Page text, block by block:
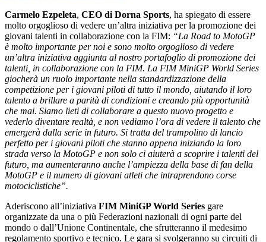
Carmelo Ezpeleta, CEO di Dorna Sports, ha spiegato di essere
molto orgoglioso di vedere un’altra iniziativa per la promozione dei
giovani talenti in collaborazione con la FIM: “La Road to MotoGP
è molto importante per noi e sono molto orgoglioso di vedere
un’altra iniziativa aggiunta al nostro portafoglio di promozione dei
talenti, in collaborazione con la FIM. La FIM MiniGP World Series
giocherà un ruolo importante nella standardizzazione della
competizione per i giovani piloti di tutto il mondo, aiutando il loro
talento a brillare a parità di condizioni e creando più opportunità
che mai. Siamo lieti di collaborare a questo nuovo progetto e
vederlo diventare realtà, e non vediamo l’ora di vedere il talento che
emergerà dalla serie in futuro. Si tratta del trampolino di lancio
perfetto per i giovani piloti che stanno appena iniziando la loro
strada verso la MotoGP e non solo ci aiuterà a scoprire i talenti del
futuro, ma aumenteranno anche l’ampiezza della base di fan della
MotoGP e il numero di giovani atleti che intraprendono corse
motociclistiche”.
Aderiscono all’iniziativa FIM MiniGP World Series gare
organizzate da una o più Federazioni nazionali di ogni parte del
mondo o dall’Unione Continentale, che sfrutteranno il medesimo
regolamento sportivo e tecnico. Le gara si svolgeranno su circuiti di